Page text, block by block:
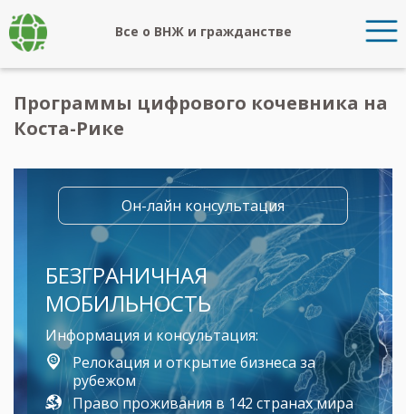
Все о ВНЖ и гражданстве
Программы цифрового кочевника на
Коста-Рике
Он-лайн консультация
БЕЗГРАНИЧНАЯ
МОБИЛЬНОСТЬ
Информация и консультация:
Релокация и открытие бизнеса за
рубежом
Право проживания в 142 странах мира